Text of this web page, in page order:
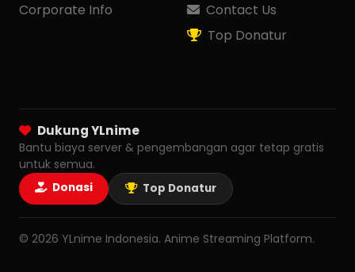
Corporate Info
Contact Us
Top Donatur
Dukung YLnime
Bantu biaya server & pengembangan agar tetap gratis
untuk semua.
Donasi Top Donatur
© 2026 YLnime Indonesia. Anime Streaming Platform.